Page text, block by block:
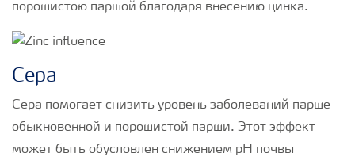
порошистою паршой благодаря внесению цинка.
Сера
Сера помогает снизить уровень заболеваний парше
обыкновенной и порошистой парши. Этот эффект
может быть обусловлен снижением рН почвы